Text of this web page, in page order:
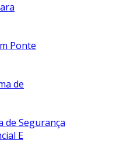
Ponte
de
de Segurança
E